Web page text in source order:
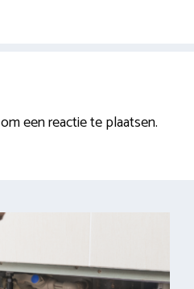
om een reactie te plaatsen.